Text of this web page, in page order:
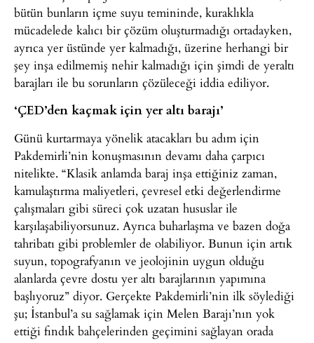
bütün bunların içme suyu temininde, kuraklıkla
mücadelede kalıcı bir çözüm oluşturmadığı ortadayken,
ayrıca yer üstünde yer kalmadığı, üzerine herhangi bir
şey inşa edilmemiş nehir kalmadığı için şimdi de yeraltı
barajları ile bu sorunların çözüleceği iddia ediliyor.
‘ÇED’den kaçmak için yer altı barajı’
Günü kurtarmaya yönelik atacakları bu adım için
Pakdemirli’nin konuşmasının devamı daha çarpıcı
nitelikte. “Klasik anlamda baraj inşa ettiğiniz zaman,
kamulaştırma maliyetleri, çevresel etki değerlendirme
çalışmaları gibi süreci çok uzatan hususlar ile
karşılaşabiliyorsunuz. Ayrıca buharlaşma ve bazen doğa
tahribatı gibi problemler de olabiliyor. Bunun için artık
suyun, topografyanın ve jeolojinin uygun olduğu
alanlarda çevre dostu yer altı barajlarının yapımına
başlıyoruz” diyor. Gerçekte Pakdemirli’nin ilk söylediği
şu; İstanbul’a su sağlamak için Melen Barajı’nın yok
ettiği fındık bahçelerinden geçimini sağlayan orada